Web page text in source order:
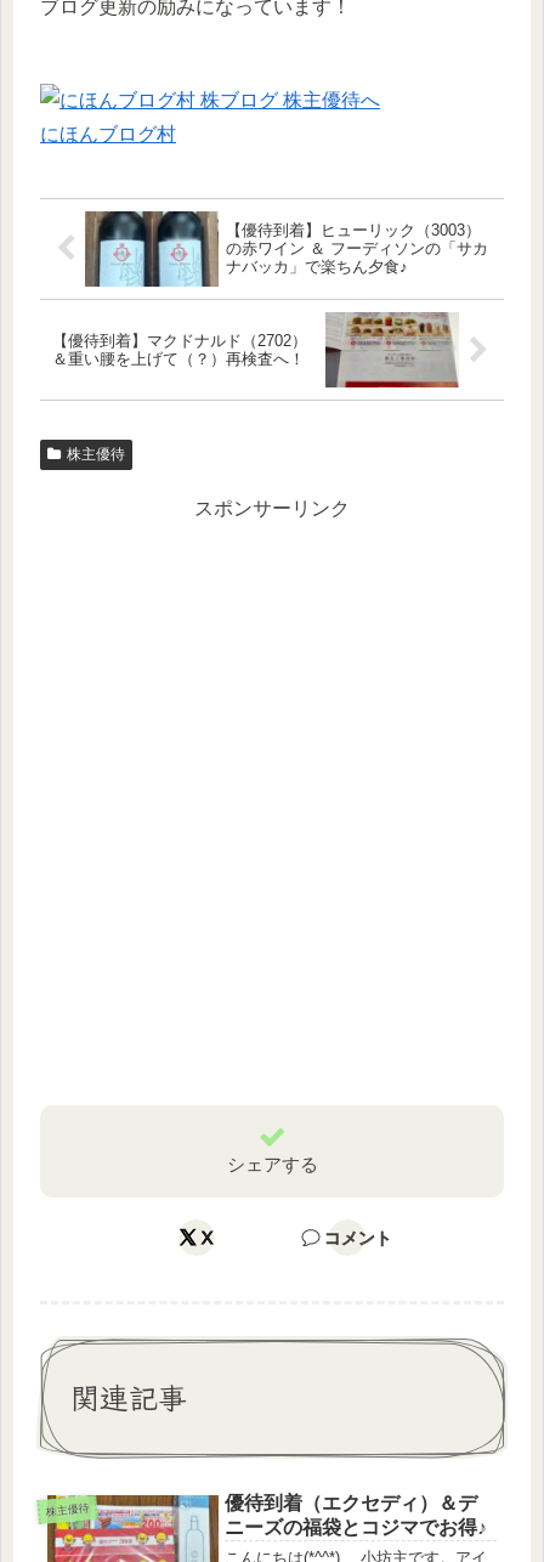
ブログ更新の励みになっています！
にほんブログ村
【優待到着】ヒューリック（3003）
の赤ワイン ＆ フーディソンの「サカ
ナバッカ」で楽ちん夕食♪
【優待到着】マクドナルド（2702）
＆重い腰を上げて（？）再検査へ！
株主優待
スポンサーリンク
シェアする
X コメント
関連記事
株主優待
優待到着（エクセディ）＆デ
ニーズの福袋とコジマでお得♪
こんにちは(*^^*) 小坊主です。アイ